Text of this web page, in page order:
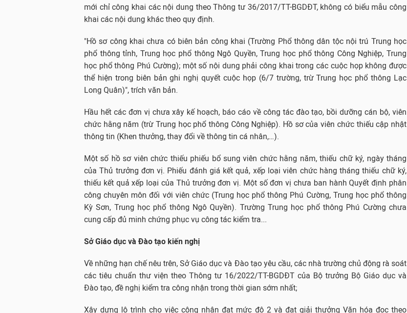
mới chỉ công khai các nội dung theo Thông tư 36/2017/TT-BGDĐT, không có biểu mẫu công
khai các nội dung khác theo quy định.
"Hồ sơ công khai chưa có biên bản công khai (Trường Phổ thông dân tộc nội trú Trung học
phổ thông tỉnh, Trung học phổ thông Ngô Quyền, Trung học phổ thông Công Nghiệp, Trung
học phổ thông Phú Cường); một số nội dung phải công khai trong các cuộc họp không được
thể hiện trong biên bản ghi nghị quyết cuộc họp (6/7 trường, trừ Trung học phổ thông Lạc
Long Quân)", trích văn bản.
Hầu hết các đơn vị chưa xây kế hoạch, báo cáo về công tác đào tạo, bồi dưỡng cán bộ, viên
chức hằng năm (trừ Trung học phổ thông Công Nghiệp). Hồ sơ của viên chức thiếu cập nhật
thông tin (Khen thưởng, thay đổi về thông tin cá nhân,…).
Một số hồ sơ viên chức thiếu phiếu bổ sung viên chức hằng năm, thiếu chữ ký, ngày tháng
của Thủ trưởng đơn vị. Phiếu đánh giá kết quả, xếp loại viên chức hàng tháng thiếu chữ ký,
thiếu kết quả xếp loại của Thủ trưởng đơn vị. Một số đơn vị chưa ban hành Quyết định phân
công chuyên môn đối với viên chức (Trung học phổ thông Phú Cường, Trung học phổ thông
Kỳ Sơn, Trung học phổ thông Ngô Quyền). Trường Trung học phổ thông Phú Cường chưa
cung cấp đủ minh chứng phục vụ công tác kiểm tra...
Sở Giáo dục và Đào tạo kiến nghị
Về những hạn chế nêu trên, Sở Giáo dục và Đào tạo yêu cầu, các nhà trường chủ động rà soát
các tiêu chuẩn thư viện theo Thông tư 16/2022/TT-BGDĐT của Bộ trưởng Bộ Giáo dục và
Đào tạo, đề nghị kiểm tra công nhận trong thời gian sớm nhất;
Xây dựng lộ trình cho việc công nhận đạt mức độ 2 và đạt giải thưởng Văn hóa đọc theo